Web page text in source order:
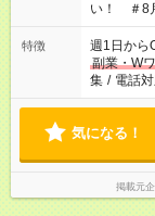
い！ ＃8
特徴 週1日から
副業・W
集 / 電話
気になる！
掲載元